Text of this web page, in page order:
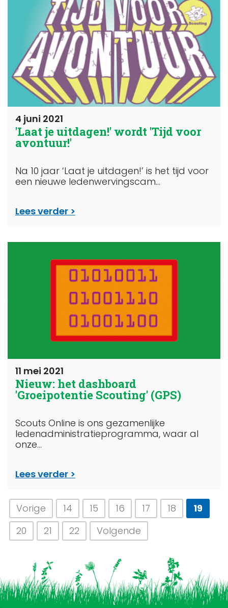
4 juni 2021
'Laat je uitdagen!' wordt 'Tijd voor
avontuur!'
Na 10 jaar ‘Laat je uitdagen!’ is het tijd voor
een nieuwe ledenwervingscam...
Lees verder
11 mei 2021
Nieuw: het dashboard
'Groeipotentie Scouting' (GPS)
Scouts Online is ons gezamenlijke
ledenadministratieprogramma, waar al
onze...
Lees verder
Vorige 14 15 16 17 18
19
20
21 22 Volgende